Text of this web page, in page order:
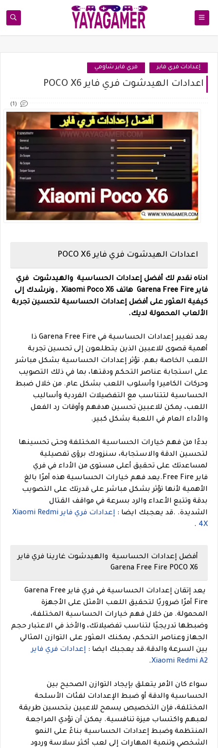
إعدادات فري فاير فري فاير شاومي
اعدادات الهيدشوت فري فاير POCO X6
(1)
اعدادات الهيدشوت فري فاير POCO X6
ادناه نقدم لك أفضل إعدادات الحساسية والهيدشوت فري
فاير Garena Free Fire هاتف Xiaomi Poco X6 , ونرشدك إلى
كيفية العثور على أفضل إعدادات الحساسية لتحسين تجربة
الألعاب المحمولة لديك.
يعد تغيير إعدادات الحساسية في Garena Free Fire ذا
أهمية قصوى للاعبين الذين يتطلعون إلى تحسين تجربة
اللعب الخاصة بهم. تؤثر إعدادات الحساسية بشكل مباشر
على استجابة عناصر التحكم ودقتها، بما في ذلك التصويب
وحركات الكاميرا وأسلوب اللعب بشكل عام. من خلال ضبط
الحساسية لتتناسب مع التفضيلات الفردية وأساليب
اللعب، يمكن للاعبين تحسين هدفهم وأوقات رد الفعل
والأداء العام في اللعبة بشكل كبير.
بدءًا من فهم خيارات الحساسية المختلفة وحتى تحسينها
لتحسين الدقة والاستجابة، سنزودك برؤى تفصيلية
لمساعدتك على تحقيق أعلى مستوى من الأداء في فري
فاير Free Fire.يعد فهم خيارات الحساسية هذه أمرًا بالغ
الأهمية لأنها تؤثر بشكل مباشر على قدرتك على التصويب
بدقة وتتبع الأعداء والرد بسرعة في مواقف القتال
الشديدة. .قد يعجبك ايضا :
إعدادات فري فاير Xiaomi Redmi
4X
.
أفضل إعدادات الحساسية والهيدشوت غارينا فري فاير
Garena Free Fire POCO X6
يعد إتقان إعدادات الحساسية في فري فاير Garena Free
Fire أمرًا ضروريًا لتحقيق اللعب الأمثل على الأجهزة
المحمولة. من خلال فهم خيارات الحساسية المختلفة،
وضبطها تدريجيًا لتناسب تفضيلاتك، والأخذ في الاعتبار حجم
الجهاز وعناصر التحكم، يمكنك العثور على التوازن المثالي
بين السرعة والدقة.قد يعجبك ايضا : إعدادات فري فاير
Xiaomi Redmi A2
.
سواء كان الأمر يتعلق بإيجاد التوازن الصحيح بين
الحساسية والدقة أو ضبط الإعدادات لفئات الأسلحة
المختلفة، فإن التخصيص يسمح للاعبين بتحسين طريقة
لعبهم واكتساب ميزة تنافسية. يمكن أن تؤدي المراجعة
المنتظمة وضبط إعدادات الحساسية بناءً على النمو
الشخصي وتنمية المهارات إلى لعب أكثر سلاسة وردود